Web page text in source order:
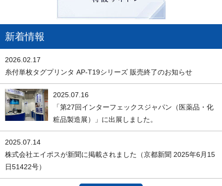
新着情報
2026.02.17
糸付単枚タグプリンタ AP-T19シリーズ 販売終了のお知らせ
2025.07.16
「第27回インターフェックスジャパン（医薬品・化
粧品製造展）」に出展しました。
2025.07.14
株式会社エイポスが新聞に掲載されました（京都新聞 2025年6月15
日51422号）